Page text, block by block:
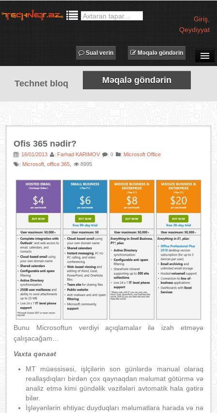
Giriş
Qeydiyyat
SUAL-CAVAB
TECHNET TV
MƏQALƏLƏR
IT LÜĞƏT
XƏBƏRLƏR
Məqalə göndərin
Sual verin
Technet bloq Məqalə göndərin
Ofis 365 nədir?
: 16/01/2013 : Farhad KARIMOV : 0 : Microsoft Office
: Microsoft office 365 8995
Bunu Microsoftun verdiyi açıqlamalar ilə izah etməyə
çalışacağam…
Vaxta qənaət
MT müəssisəsi, işlçilərin son günlərdə manual olaraq
reallaşdıqları birdən çox qaynaqdan məlumat götürmə və
analiz etmə kimi gündəlik vəzifələri avtomatik hala gətirə
bilər.
İşləyənlərin ehtiyac duyduqları məlumatlara harada və nə